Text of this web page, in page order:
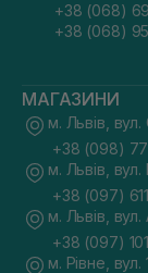
+38 (068)
+38 (068)
МАГАЗИНИ
м. Львів,
+38 (098)
м. Львів,
+38 (097)
м. Львів,
+38 (097)
м. Рівне, вул.